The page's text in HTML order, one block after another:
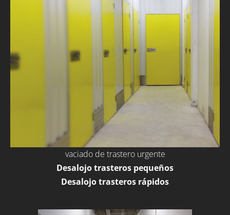
vaciado de trastero urgente
Desalojo trasteros pequeños
Desalojo trasteros rápidos